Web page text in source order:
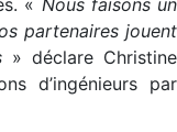
« Nous faisons un
partenaires jouent
» déclare Christine
d’ingénieurs par